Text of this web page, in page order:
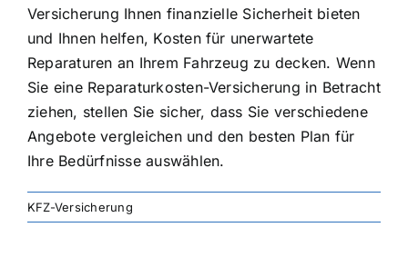
Versicherung Ihnen finanzielle Sicherheit bieten
und Ihnen helfen, Kosten für unerwartete
Reparaturen an Ihrem Fahrzeug zu decken. Wenn
Sie eine Reparaturkosten-Versicherung in Betracht
ziehen, stellen Sie sicher, dass Sie verschiedene
Angebote vergleichen und den besten Plan für
Ihre Bedürfnisse auswählen.
KFZ-Versicherung